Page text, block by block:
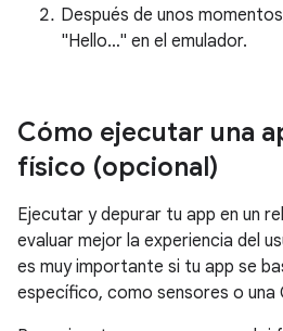
Después de unos
"Hello…" en el emulador.
Cómo ejecutar una
físico (opcional)
Ejecutar y depurar tu app en un
evaluar mejor la experiencia del
es muy importante si tu app se
específico, como sensores o una